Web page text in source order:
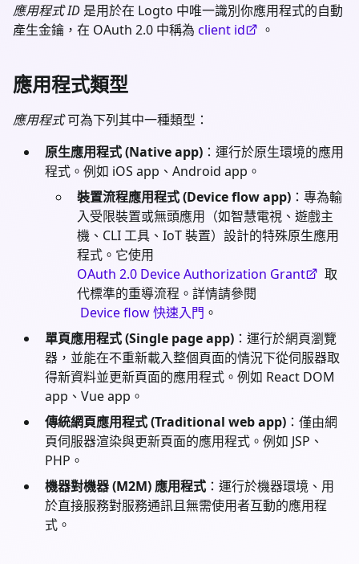
應用程式 ID 是用於在 Logto 中唯一識別你應用程式的自動
產生金鑰，在 OAuth 2.0 中稱為 client id 。
應用程式類型
應用程式可為下列其中一種類型：
原生應用程式 (Native app) ：運行於原生環境的應用
程式。例如 iOS app、Android app。
裝置流程應用程式 (Device flow app) ：專為輸
入受限裝置或無頭應用（如智慧電視、遊戲主
機、CLI 工具、IoT 裝置）設計的特殊原生應用
程式。它使用
OAuth 2.0 Device Authorization Grant
取
代標準的重導流程。詳情請參閱
Device flow 快速入門 。
單頁應用程式 (Single page app) ：運行於網頁瀏覽
器，並能在不重新載入整個頁面的情況下從伺服器取
得新資料並更新頁面的應用程式。例如 React DOM
app、Vue app。
傳統網頁應用程式 (Traditional web app) ：僅由網
頁伺服器渲染與更新頁面的應用程式。例如 JSP、
PHP。
機器對機器 (M2M) 應用程式 ：運行於機器環境、用
於直接服務對服務通訊且無需使用者互動的應用程
式。